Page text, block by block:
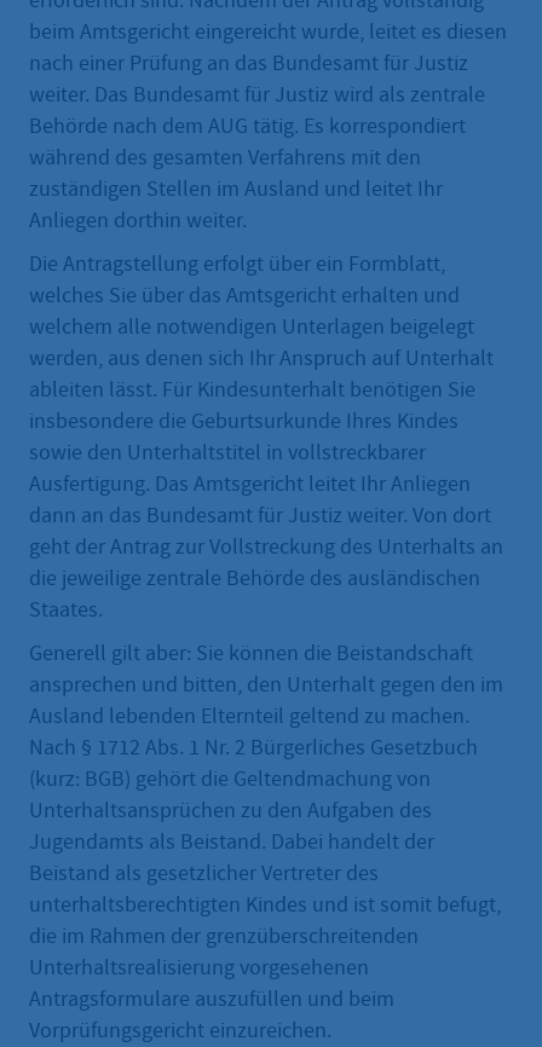
beim Amtsgericht eingereicht wurde, leitet es diesen
nach einer Prüfung an das Bundesamt für Justiz
weiter. Das Bundesamt für Justiz wird als zentrale
Behörde nach dem AUG tätig. Es korrespondiert
während des gesamten Verfahrens mit den
zuständigen Stellen im Ausland und leitet Ihr
Anliegen dorthin weiter.
Die Antragstellung erfolgt über ein Formblatt,
welches Sie über das Amtsgericht erhalten und
welchem alle notwendigen Unterlagen beigelegt
werden, aus denen sich Ihr Anspruch auf Unterhalt
ableiten lässt. Für Kindesunterhalt benötigen Sie
insbesondere die Geburtsurkunde Ihres Kindes
sowie den Unterhaltstitel in vollstreckbarer
Ausfertigung. Das Amtsgericht leitet Ihr Anliegen
dann an das Bundesamt für Justiz weiter. Von dort
geht der Antrag zur Vollstreckung des Unterhalts an
die jeweilige zentrale Behörde des ausländischen
Staates.
Generell gilt aber: Sie können die Beistandschaft
ansprechen und bitten, den Unterhalt gegen den im
Ausland lebenden Elternteil geltend zu machen.
Nach § 1712 Abs. 1 Nr. 2 Bürgerliches Gesetzbuch
(kurz: BGB) gehört die Geltendmachung von
Unterhaltsansprüchen zu den Aufgaben des
Jugendamts als Beistand. Dabei handelt der
Beistand als gesetzlicher Vertreter des
unterhaltsberechtigten Kindes und ist somit befugt,
die im Rahmen der grenzüberschreitenden
Unterhaltsrealisierung vorgesehenen
Antragsformulare auszufüllen und beim
Vorprüfungsgericht einzureichen.